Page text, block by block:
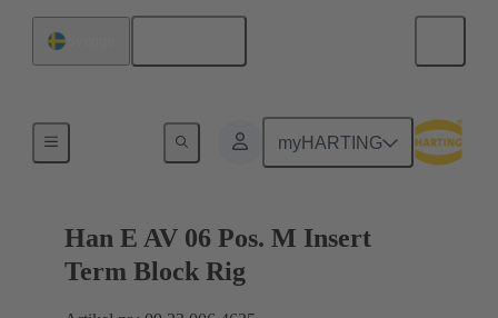
myHARTING
Fördelningsdosa
Han E AV 06 Pos. M Insert
Term Block Rig